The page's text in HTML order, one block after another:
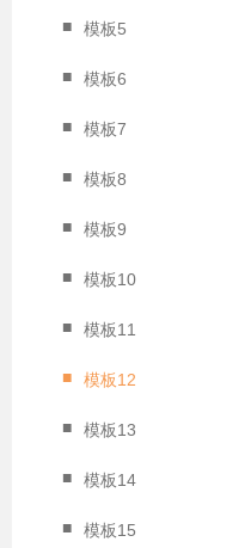
■ 模板5
■ 模板6
■ 模板7
■ 模板8
■ 模板9
■ 模板10
■ 模板11
■ 模板12
■ 模板13
■ 模板14
■ 模板15